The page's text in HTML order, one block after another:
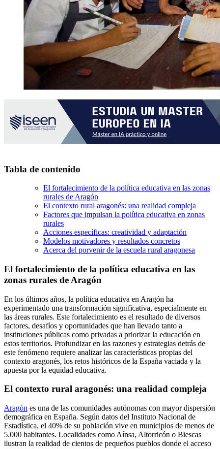
Tabla de contenido
El fortalecimiento de la política educativa en las zonas
rurales de Aragón
El contexto rural aragonés: una realidad compleja
Factores que impulsan la política educativa en zonas
rurales
Acciones específicas: creatividad y adaptación
Modelos motivadores y resultados concretos
Acerca del porvenir de la escuela rural aragonesa
El fortalecimiento de la política educativa en las
zonas rurales de Aragón
En los últimos años, la política educativa en Aragón ha
experimentado una transformación significativa, especialmente en
las áreas rurales. Este fortalecimiento es el resultado de diversos
factores, desafíos y oportunidades que han llevado tanto a
instituciones públicas como privadas a priorizar la educación en
estos territorios. Profundizar en las razones y estrategias detrás de
este fenómeno requiere analizar las características propias del
contexto aragonés, los retos históricos de la España vaciada y la
apuesta por la equidad educativa.
El contexto rural aragonés: una realidad compleja
Aragón es una de las comunidades autónomas con mayor dispersión
demográfica en España. Según datos del Instituto Nacional de
Estadística, el 40% de su población vive en municipios de menos de
5.000 habitantes. Localidades como Aínsa, Altorricón o Biescas
ilustran la realidad de cientos de pequeños pueblos donde el acceso